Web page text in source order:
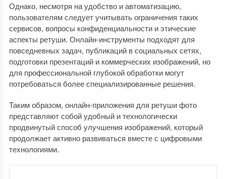
Однако, несмотря на удобство и автоматизацию,
пользователям следует учитывать ограничения таких
сервисов, вопросы конфиденциальности и этические
аспекты ретуши. Онлайн-инструменты подходят для
повседневных задач, публикаций в социальных сетях,
подготовки презентаций и коммерческих изображений, но
для профессиональной глубокой обработки могут
потребоваться более специализированные решения.
Таким образом, онлайн-приложения для ретуши фото
представляют собой удобный и технологически
продвинутый способ улучшения изображений, который
продолжает активно развиваться вместе с цифровыми
технологиями.